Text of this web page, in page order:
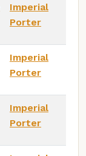
Imperial
Porter
Imperial
Porter
Imperial
Porter